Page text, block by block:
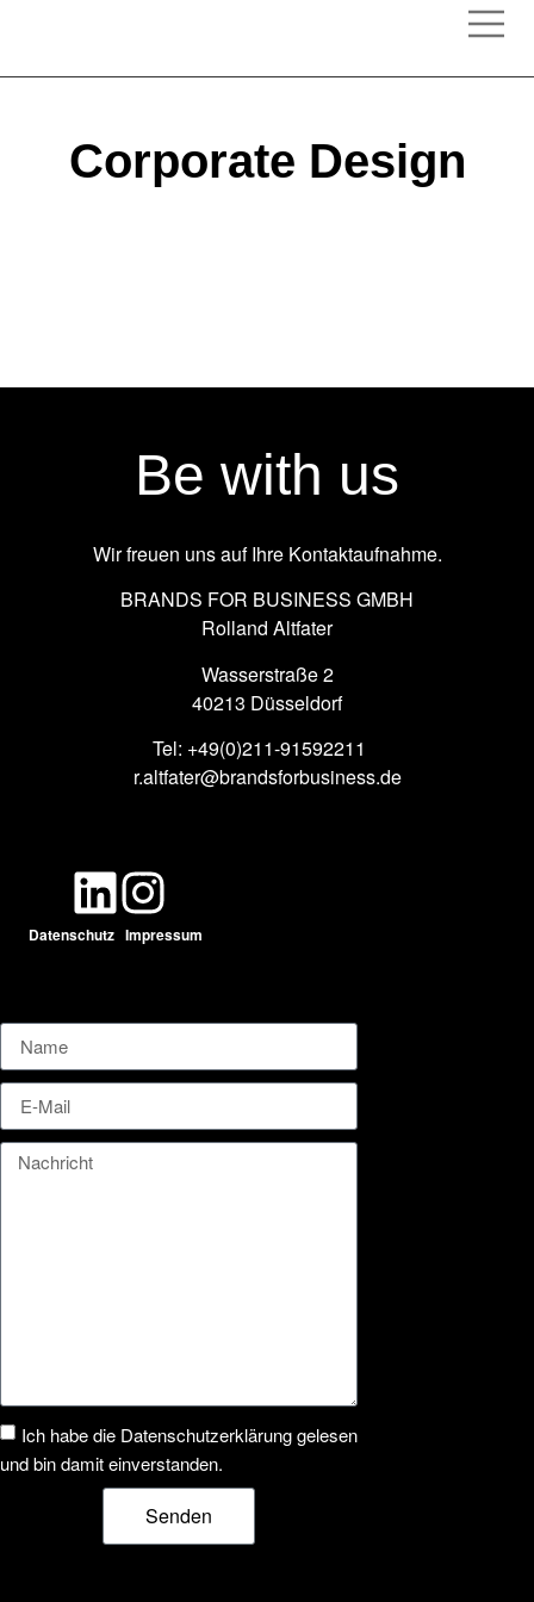
Corporate Design
Be with us
Wir freuen uns auf Ihre Kontaktaufnahme.
BRANDS FOR BUSINESS GMBH
Rolland Altfater
Wasserstraße 2
40213 Düsseldorf
Tel: +49(0)211-91592211
r.altfater@brandsforbusiness.de
Datenschutz Impressum
Ich habe die Datenschutzerklärung gelesen
und bin damit einverstanden.
Senden